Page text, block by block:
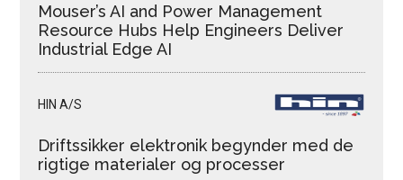
Mouser’s AI and Power Management
Resource Hubs Help Engineers Deliver
Industrial Edge AI
HIN A/S
Driftssikker elektronik begynder med de
rigtige materialer og processer